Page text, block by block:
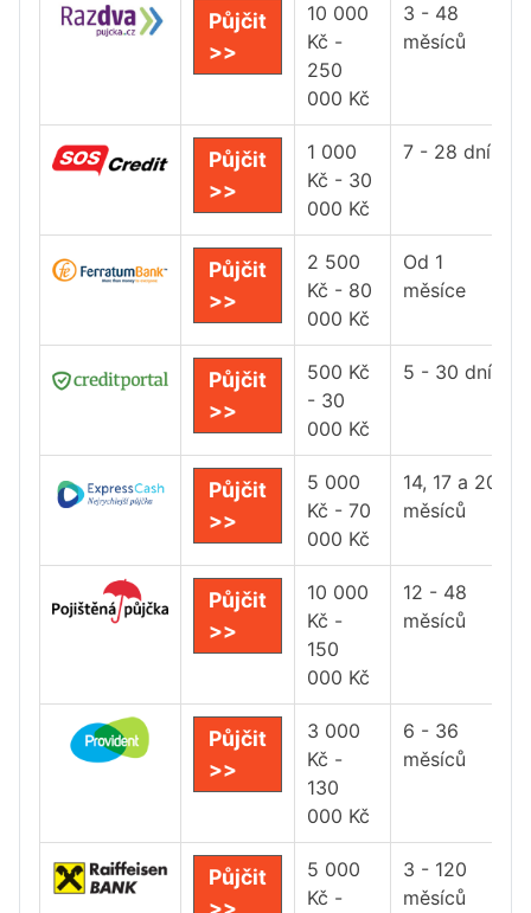
Půjčit
>>
10 000
Kč -
250
000 Kč
3 - 48
měsíců
Půjčit
>>
1 000
Kč - 30
000 Kč
7 - 28 dní
Půjčit
>>
2 500
Kč - 80
000 Kč
Od 1
měsíce
Půjčit
>>
500 Kč
- 30
000 Kč
5 - 30 dní
Půjčit
>>
5 000
Kč - 70
000 Kč
14, 17 a 20
měsíců
Půjčit
>>
10 000
Kč -
150
000 Kč
12 - 48
měsíců
Půjčit
>>
3 000
Kč -
130
000 Kč
6 - 36
měsíců
Půjčit
>>
5 000
Kč -
3 - 120
měsíců